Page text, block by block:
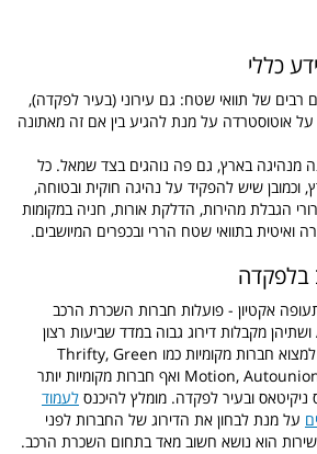
כללי
רבים של תוואי שטח: גם עירוני (בעיר לפקדה),
על אוטוסטרדה על מנת להגיע בין אם זה מאתונה
מנהיגה בארץ, גם פה נוהגים בצד שמאל. כל
וכמובן שיש להפקיד על נהיגה חוקית ובטוחה,
הגבלת מהירות, הדלקת אורות, חניה במקומות
ואיטית בתוואי שטח הררי ובכפרים המיושבים.
בלפקדה
אקטיון - פועלות חברות השכרת הרכב
הבינלאומיות Hertz ו-Avis ושתיהן מקבלות דירוג גבוה במדד שביעות רצון
לקוחות. עוד בלפקדה ניתן למצוא חברות מקומיות כמו Thrifty, Green
Motion, Autounion, National, Enterprise ואף חברות מקומיות יותר
ניקיטאס ובעיר לפקדה. מומלץ להיכנס לעמוד
על מנת לבחון את הדירוג של החברות לפני
הוא נושא חשוב מאד בתחום השכרת הרכב.